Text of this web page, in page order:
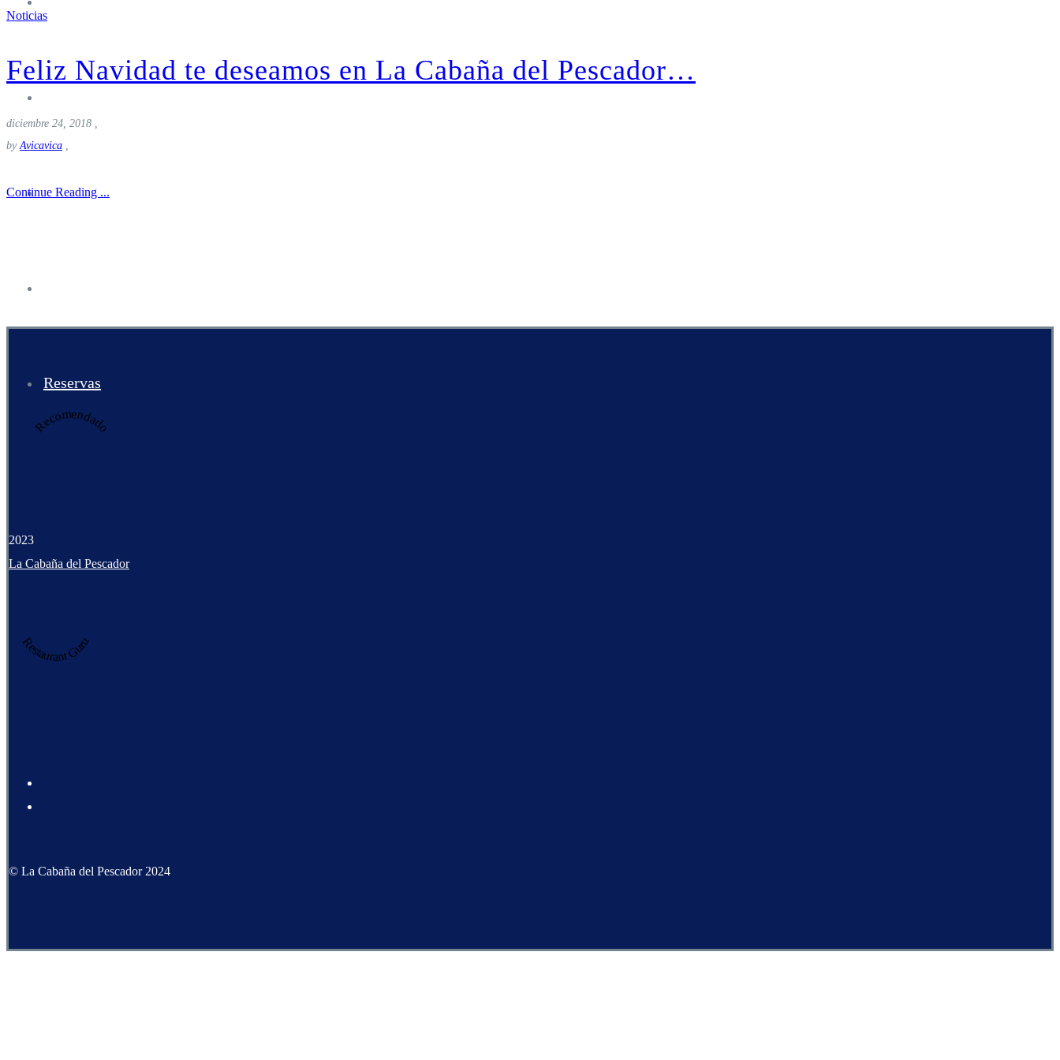
Donde Alojarse
Reservas
Noticias
Feliz Navidad te deseamos en La Cabaña del Pescador…
diciembre 24, 2018
by Avicavica
Continue Reading ...
Recomendado
2023
La Cabaña del Pescador
Restaurant Guru
© La Cabaña del Pescador 2024